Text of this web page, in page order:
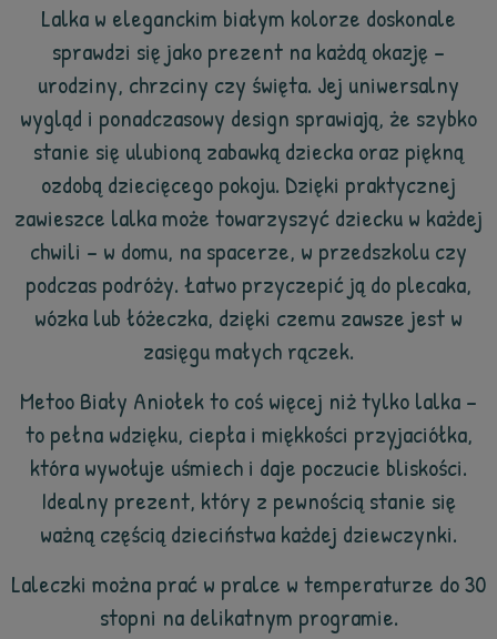
Lalka w eleganckim białym kolorze doskonale
sprawdzi się jako prezent na każdą okazję –
urodziny, chrzciny czy święta. Jej uniwersalny
wygląd i ponadczasowy design sprawiają, że szybko
stanie się ulubioną zabawką dziecka oraz piękną
ozdobą dziecięcego pokoju. Dzięki praktycznej
zawieszce lalka może towarzyszyć dziecku w każdej
chwili – w domu, na spacerze, w przedszkolu czy
podczas podróży. Łatwo przyczepić ją do plecaka,
wózka lub łóżeczka, dzięki czemu zawsze jest w
zasięgu małych rączek.
Metoo Biały Aniołek to coś więcej niż tylko lalka –
to pełna wdzięku, ciepła i miękkości przyjaciółka,
która wywołuje uśmiech i daje poczucie bliskości.
Idealny prezent, który z pewnością stanie się
ważną częścią dzieciństwa każdej dziewczynki.
Laleczki można prać w pralce w temperaturze do 30
stopni na delikatnym programie.